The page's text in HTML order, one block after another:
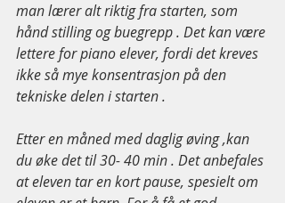
man lærer alt riktig fra starten, som
hånd stilling og buegrepp . Det kan være
lettere for piano elever, fordi det kreves
ikke så mye konsentrasjon på den
tekniske delen i starten .
Etter en måned med daglig øving ,kan
du øke det til 30- 40 min . Det anbefales
at eleven tar en kort pause, spesielt om